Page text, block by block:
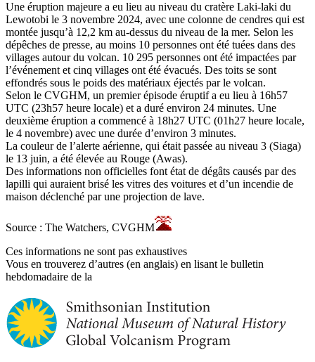
Une éruption majeure a eu lieu au niveau du cratère Laki-laki du
Lewotobi le 3 novembre 2024, avec une colonne de cendres qui est
montée jusqu’à 12,2 km au-dessus du niveau de la mer. Selon les
dépêches de presse, au moins 10 personnes ont été tuées dans des
villages autour du volcan. 10 295 personnes ont été impactées par
l’événement et cinq villages ont été évacués. Des toits se sont
effondrés sous le poids des matériaux éjectés par le volcan.
Selon le CVGHM, un premier épisode éruptif a eu lieu à 16h57
UTC (23h57 heure locale) et a duré environ 24 minutes. Une
deuxième éruption a commencé à 18h27 UTC (01h27 heure locale,
le 4 novembre) avec une durée d’environ 3 minutes.
La couleur de l’alerte aérienne, qui était passée au niveau 3 (Siaga)
le 13 juin, a été élevée au Rouge (Awas).
Des informations non officielles font état de dégâts causés par des
lapilli qui auraient brisé les vitres des voitures et d’un incendie de
maison déclenché par une projection de lave.
Source : The Watchers, CVGHM
Ces informations ne sont pas exhaustives
Vous en trouverez d’autres (en anglais) en lisant le bulletin
hebdomadaire de la